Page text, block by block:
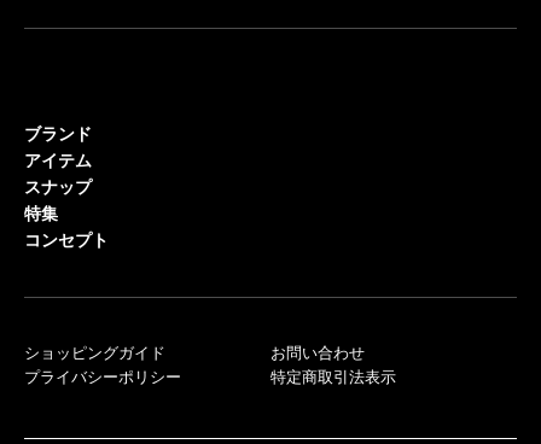
ブランド
アイテム
スナップ
特集
コンセプト
ショッピングガイド
プライバシーポリシー
お問い合わせ
特定商取引法表示